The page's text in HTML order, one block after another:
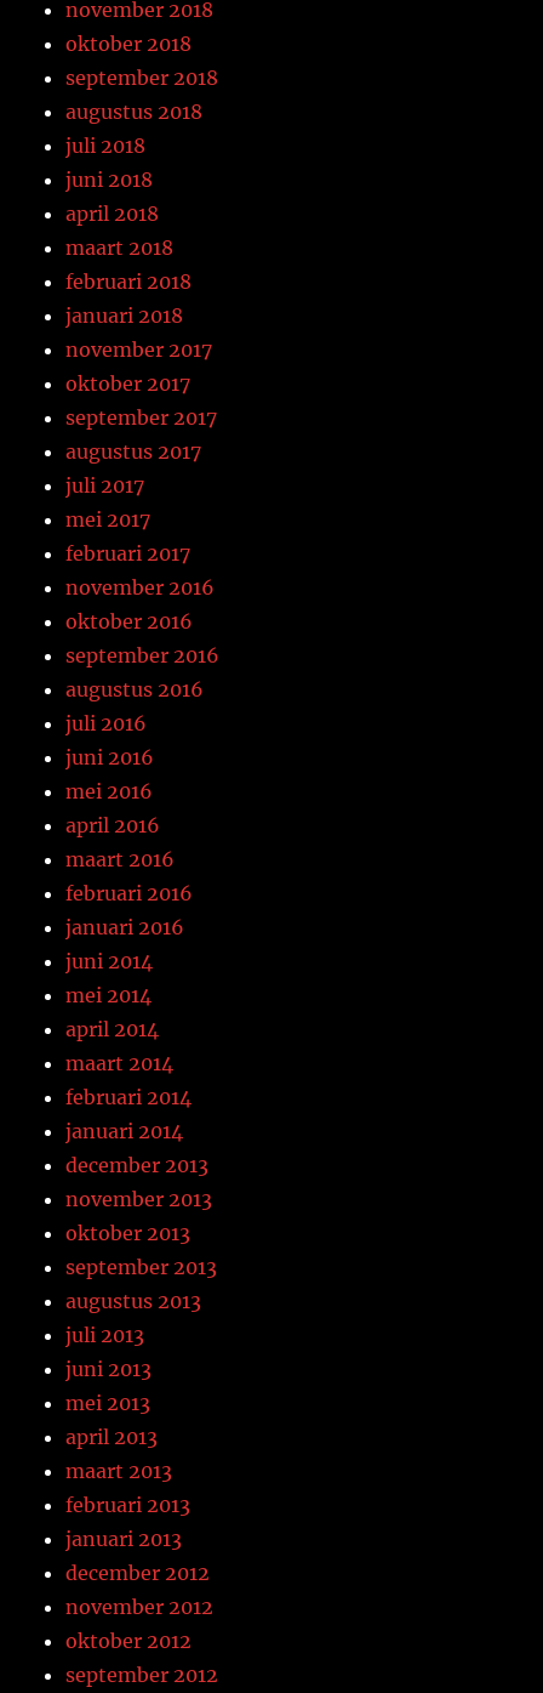
november 2018
oktober 2018
september 2018
augustus 2018
juli 2018
juni 2018
april 2018
maart 2018
februari 2018
januari 2018
november 2017
oktober 2017
september 2017
augustus 2017
juli 2017
mei 2017
februari 2017
november 2016
oktober 2016
september 2016
augustus 2016
juli 2016
juni 2016
mei 2016
april 2016
maart 2016
februari 2016
januari 2016
juni 2014
mei 2014
april 2014
maart 2014
februari 2014
januari 2014
december 2013
november 2013
oktober 2013
september 2013
augustus 2013
juli 2013
juni 2013
mei 2013
april 2013
maart 2013
februari 2013
januari 2013
december 2012
november 2012
oktober 2012
september 2012